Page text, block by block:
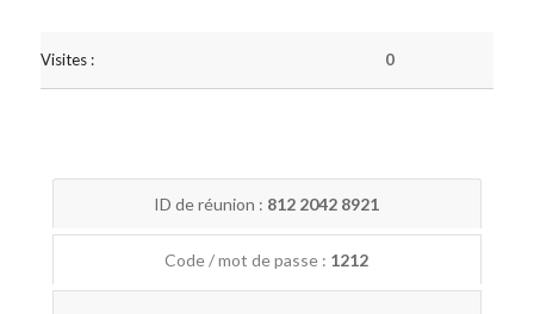
Visites : 0
ID de réunion : 812 2042 8921
Code / mot de passe : 1212